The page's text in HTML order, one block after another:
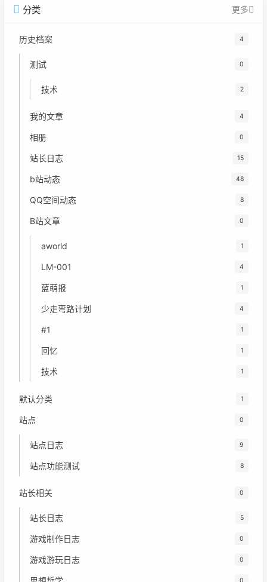
分类 更多
历史档案 4
测试 0
技术 2
我的文章 4
相册 0
站长日志 15
b站动态 48
QQ空间动态 8
B站文章 0
aworld 1
LM-001 4
蓝萌报 1
少走弯路计划 4
#1 1
回忆 1
技术 1
默认分类 1
站点 0
站点日志 9
站点功能测试 8
站长相关 0
站长日志 5
游戏制作日志 0
游戏游玩日志 0